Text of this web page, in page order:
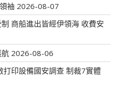
袖 2026-08-07
商船進出皆經伊領海 收費安
2026-08-06
打印設備國安調查 制裁7實體